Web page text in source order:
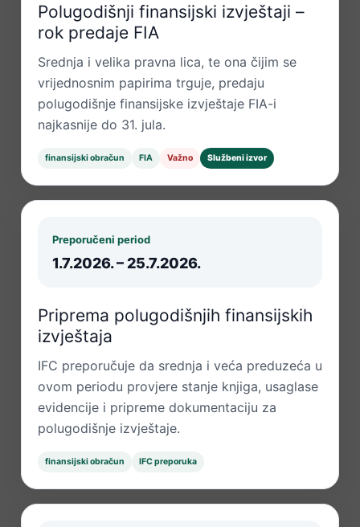
Polugodišnji finansijski izvještaji –
rok predaje FIA
Srednja i velika pravna lica, te ona čijim se
vrijednosnim papirima trguje, predaju
polugodišnje finansijske izvještaje FIA-i
najkasnije do 31. jula.
finansijski obračun FIA Važno Službeni izvor
Preporučeni period
1.7.2026. – 25.7.2026.
Priprema polugodišnjih finansijskih
izvještaja
IFC preporučuje da srednja i veća preduzeća u
ovom periodu provjere stanje knjiga, usaglase
evidencije i pripreme dokumentaciju za
polugodišnje izvještaje.
finansijski obračun IFC preporuka